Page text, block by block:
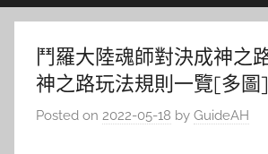
鬥羅大陸魂師對決成神之
神之路玩法規則一覽[多圖]
Posted on 2022-05-18 by GuideAH